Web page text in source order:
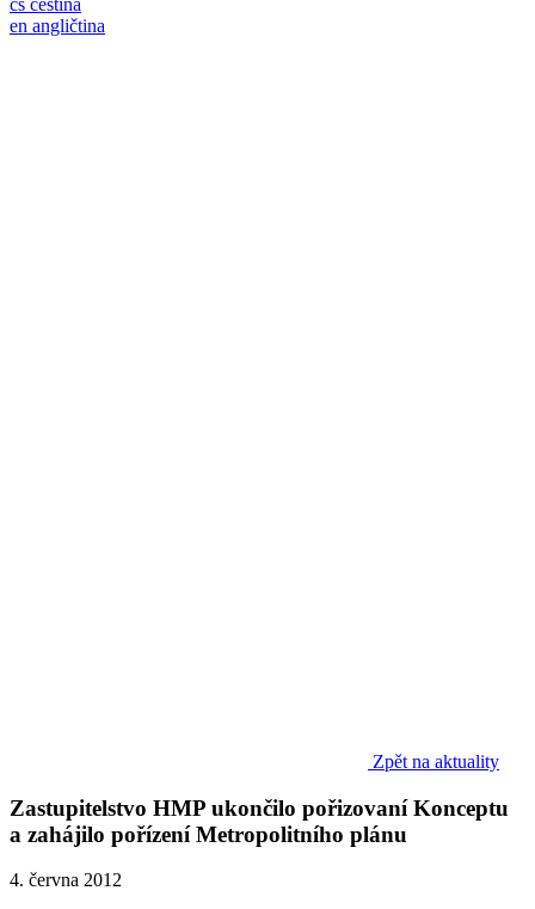
cs čeština
en angličtina
Zpět na aktuality
Zastupitelstvo HMP ukončilo pořizovaní Konceptu
a zahájilo pořízení Metropolitního plánu
4. června 2012